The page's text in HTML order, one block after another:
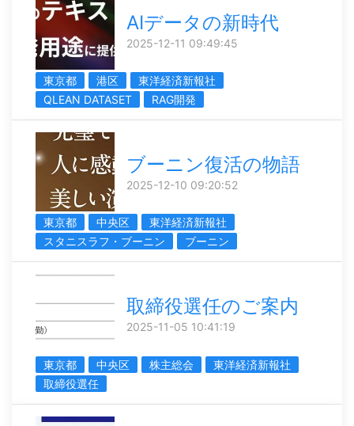
AIデータの新時代
2025-12-11 09:49:45
東京都 港区
東洋経済新報社
QLEAN DATASET
RAG開発
ブーニン復活の物語
2025-12-10 09:20:52
東京都 中央区
東洋経済新報社
スタニスラフ・ブーニン
ブーニン
取締役選任のご案内
2025-11-05 10:41:19
東京都 中央区 株主総会
東洋経済新報社
取締役選任